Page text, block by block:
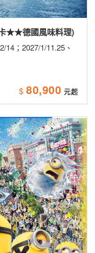
★★德國風味料理)
14；2027/1/11.25、
$ 80,900